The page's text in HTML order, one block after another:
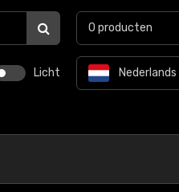
Licht Nederlands
0 producten